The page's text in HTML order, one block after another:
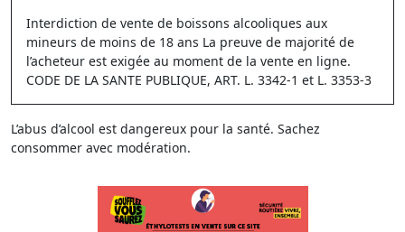
Interdiction de vente de boissons alcooliques aux
mineurs de moins de 18 ans La preuve de majorité de
l’acheteur est exigée au moment de la vente en ligne.
CODE DE LA SANTE PUBLIQUE, ART. L. 3342-1 et L. 3353-3
L’abus d’alcool est dangereux pour la santé. Sachez
consommer avec modération.